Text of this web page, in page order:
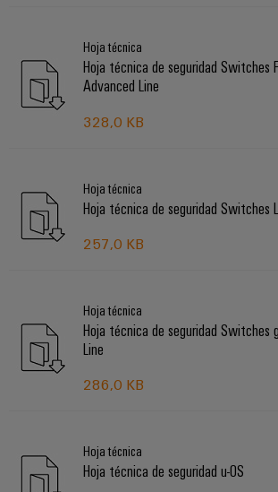
Hoja técnica
Hoja técnica de seguridad Switches
Advanced Line
328,0 KB
Hoja técnica
Hoja técnica de seguridad Switches
257,0 KB
Hoja técnica
Hoja técnica de seguridad Switches
Line
286,0 KB
Hoja técnica
Hoja técnica de seguridad u-OS